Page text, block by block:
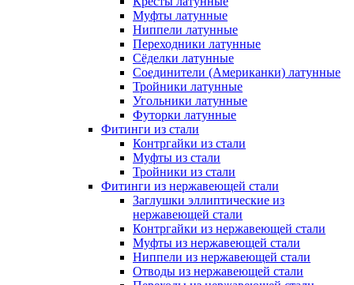
Муфты латунные
Ниппели латунные
Переходники латунные
Сёделки латунные
Соединители (Американки) латунные
Тройники латунные
Угольники латунные
Футорки латунные
Фитинги из стали
Контргайки из стали
Муфты из стали
Тройники из стали
Фитинги из нержавеющей стали
Заглушки эллиптические из
нержавеющей стали
Контргайки из нержавеющей стали
Муфты из нержавеющей стали
Ниппели из нержавеющей стали
Отводы из нержавеющей стали